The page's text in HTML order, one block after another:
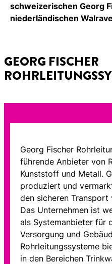
schweizerischen Georg
niederländischen
GEORG FISCHER
Georg Fischer
führende Anbieter von
Kunststoff und Metall.
produziert und
den sicheren Transport
Das Unternehmen ist
als Systemanbieter für
Versorgung und
Rohrleitungssysteme
in den Bereichen